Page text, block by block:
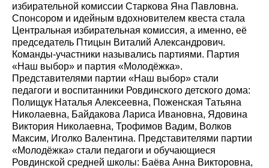
избирательной комиссии Старкова Яна Павловна.
Спонсором и идейным вдохновителем квеста стала
Центральная избирательная комиссия, а именно, её
председатель Птицын Виталий Александрович.
Команды-участники назывались партиями. Партия
«Наш выбор» и партия «Молодёжка».
Представителями партии «Наш выбор» стали
педагоги и воспитанники Ровдинского детского дома:
Полищук Наталья Алексеевна, Поженская Татьяна
Николаевна, Байдакова Лариса Ивановна, Ядовина
Виктория Николаевна, Трофимов Вадим, Волков
Максим, Иголко Валентина. Представителями партии
«Молодёжка» стали педагоги и обучающиеся
Ровдинской средней школы: Баёва Анна Викторовна,